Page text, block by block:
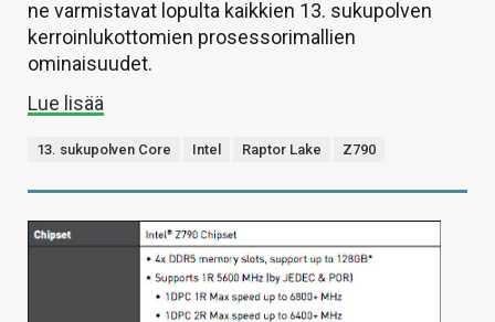
ne varmistavat lopulta kaikkien 13. sukupolven
kerroinlukottomien prosessorimallien
ominaisuudet.
Lue lisää
13. sukupolven Core Intel Raptor Lake Z790